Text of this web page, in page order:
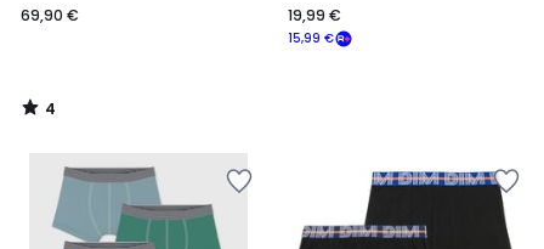
69,90 €
4
/
15,99 €
19,99 €